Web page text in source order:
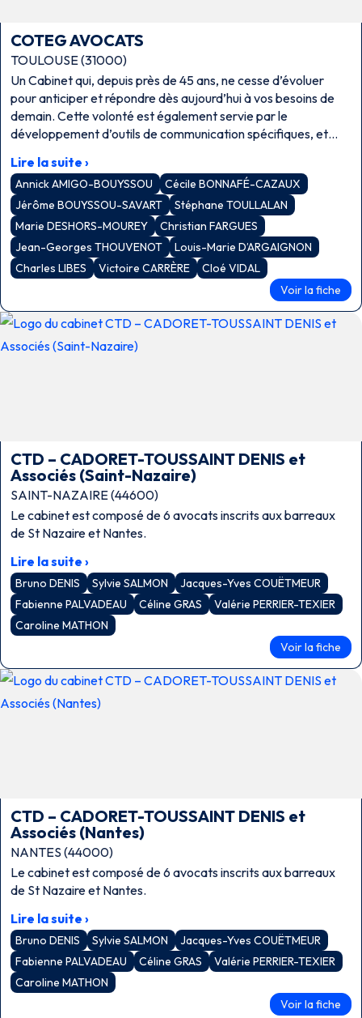
COTEG AVOCATS
TOULOUSE (31000)
Un Cabinet qui, depuis près de 45 ans, ne cesse d’évoluer
pour anticiper et répondre dès aujourd’hui à vos besoins de
demain. Cette volonté est également servie par le
développement d’outils de communication spécifiques, et
réunions de travail et conseils en visioconférence.
Lire la suite ›
Annick AMIGO-BOUYSSOU
Cécile BONNAFÉ-CAZAUX
Jérôme BOUYSSOU-SAVART
Stéphane TOULLALAN
Marie DESHORS-MOUREY
Christian FARGUES
Jean-Georges THOUVENOT
Louis-Marie D’ARGAIGNON
Charles LIBES
Victoire CARRÈRE
Cloé VIDAL
Voir la fiche
CTD – CADORET-TOUSSAINT DENIS et
Associés (Saint-Nazaire)
SAINT-NAZAIRE (44600)
Le cabinet est composé de 6 avocats inscrits aux barreaux
de St Nazaire et Nantes.
Lire la suite ›
Bruno DENIS Sylvie SALMON
Jacques-Yves COUËTMEUR
Fabienne PALVADEAU
Céline GRAS
Valérie PERRIER-TEXIER
Caroline MATHON
Voir la fiche
CTD – CADORET-TOUSSAINT DENIS et
Associés (Nantes)
NANTES (44000)
Le cabinet est composé de 6 avocats inscrits aux barreaux
de St Nazaire et Nantes.
Lire la suite ›
Bruno DENIS Sylvie SALMON
Jacques-Yves COUËTMEUR
Fabienne PALVADEAU
Céline GRAS
Valérie PERRIER-TEXIER
Caroline MATHON
Voir la fiche